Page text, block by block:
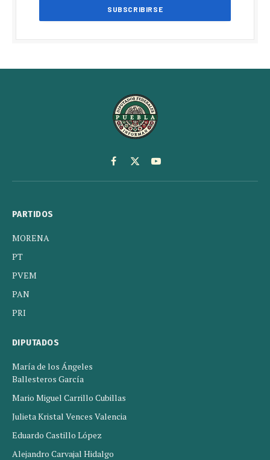
Facebook
X
(Twitter)
YouTube
PARTIDOS
MORENA
PT
PVEM
PAN
PRI
DIPUTADOS
María de los Ángeles
Ballesteros García
Mario Miguel Carrillo Cubillas
Julieta Kristal Vences Valencia
Eduardo Castillo López
Alejandro Carvajal Hidalgo